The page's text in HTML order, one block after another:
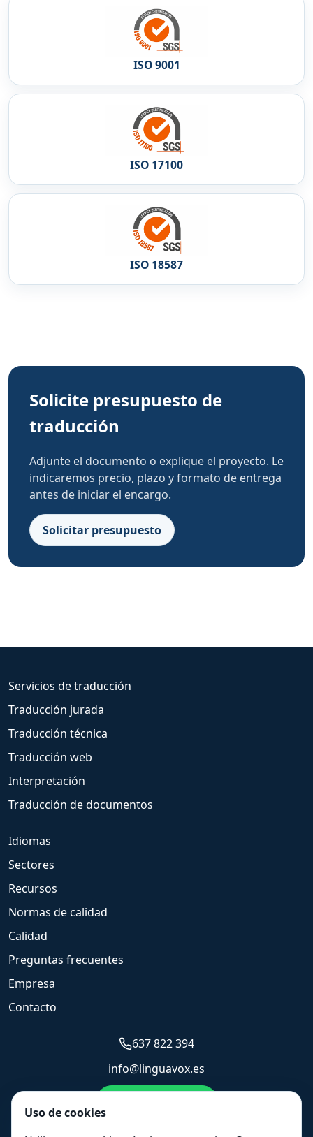
ISO 9001
ISO 17100
ISO 18587
Solicite presupuesto de
traducción
Adjunte el documento o explique el proyecto. Le
indicaremos precio, plazo y formato de entrega
antes de iniciar el encargo.
Solicitar presupuesto
Servicios de traducción
Traducción jurada
Traducción técnica
Traducción web
Interpretación
Traducción de documentos
Idiomas
Sectores
Recursos
Normas de calidad
Calidad
Preguntas frecuentes
Empresa
Contacto
637 822 394
info@linguavox.es
Solicitar presupuesto
Uso de cookies